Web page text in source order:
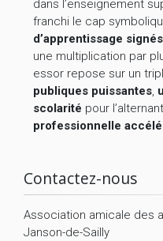
dans l’enseignement
franchi le cap
d’apprentissage signés
une multiplication par
essor repose sur un
publiques puissantes,
scolarité pour
professionnelle
Contactez-nous
Association amicale des
Janson-de-Sailly